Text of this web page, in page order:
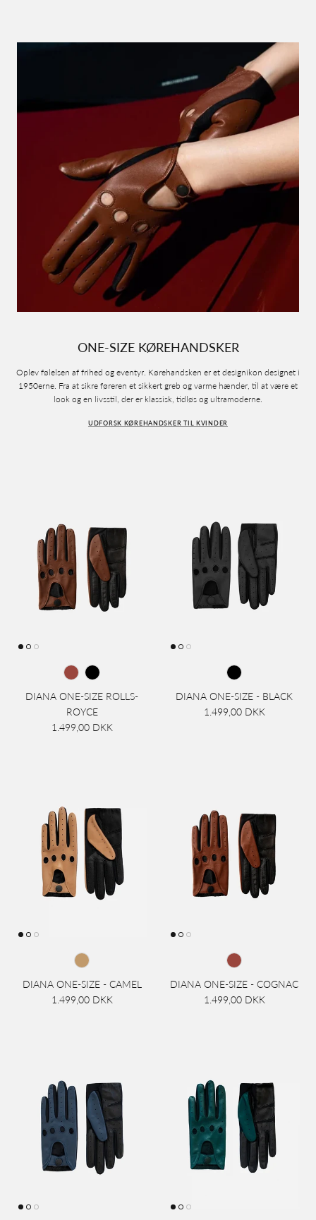
ONE-SIZE KØREHANDSKER
Oplev følelsen af frihed og eventyr. Kørehandsken er et designikon designet i
1950erne. Fra at sikre føreren et sikkert greb og varme hænder, til at være et
look og en livsstil, der er klassisk, tidløs og ultramoderne.
UDFORSK KØREHANDSKER TIL KVINDER
DIANA ONE-SIZE ROLLS-
ROYCE
1.499,00 DKK
DIANA ONE-SIZE - BLACK
1.499,00 DKK
DIANA ONE-SIZE - CAMEL
1.499,00 DKK
DIANA ONE-SIZE - COGNAC
1.499,00 DKK